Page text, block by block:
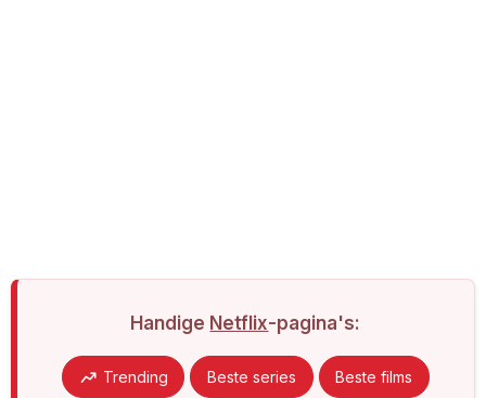
Handige Netflix-pagina's:
Trending Beste series Beste films